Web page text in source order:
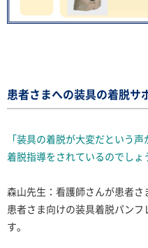
患者さまへの装具の着脱サ
「装具の着脱が大変だという
着脱指導をされているのでしょ
森山先生：看護師さんが患者さ
患者さま向けの装具着脱パン
す。